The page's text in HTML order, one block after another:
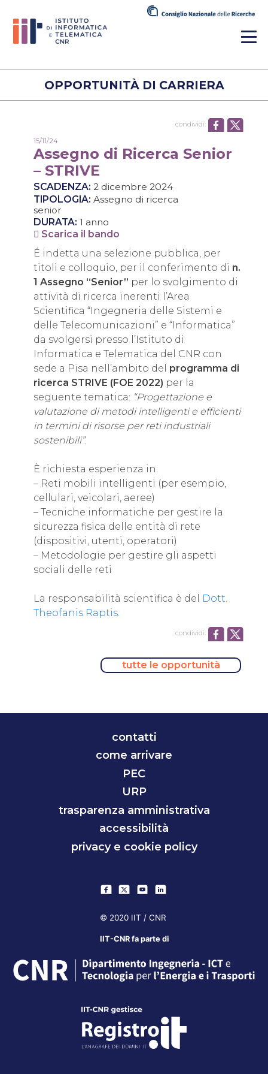
OPPORTUNITÀ DI CARRIERA
condividi:
15/11/24
Assegno di Ricerca Senior
– STRIVE
SCADENZA: 2 dicembre 2024
TIPOLOGIA: Assegno di ricerca
senior
DURATA: 1 anno
Scarica il bando
É indetta una selezione pubblica, per
titoli e colloquio, per il conferimento di n.
1 Assegno “Senior” per lo svolgimento di
attività di ricerca inerenti l’Area
Scientifica “Ingegneria delle Sistemi e
delle Telecomunicazioni” e “Informatica”
da svolgersi presso l’Istituto di
Informatica e Telematica del CNR con
sede a Pisa nell’ambito del programma di
ricerca STRIVE (FOE 2022) per la
seguente tematica: “Progettazione e
valutazione di metodi intelligenti e efficienti
in termini di risorse per reti industriali
sostenibili”.
È richiesta esperienza in:
– Reti mobili intelligenti (per esempio,
cellulari, veicolari, aeree)
– Tecniche informatiche per gestire la
sicurezza fisica delle entità di rete
(dispositivi, utenti, operatori)
– Metodologie per gestire gli aspetti
sociali delle reti
La responsabilità scientifica è del
Dott.
Theofanis Raptis.
condividi:
tutte le opportunità
contatti
come arrivare
PEC
URP
trasparenza amministrativa
accessibilità
privacy e cookie policy
© 2020 IIT / CNR
IIT-CNR fa parte di